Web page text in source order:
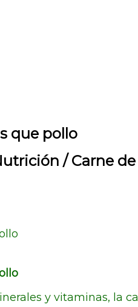
que pollo
/ Carne
y vitaminas, la